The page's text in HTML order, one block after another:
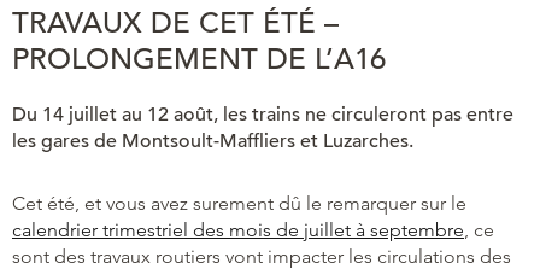
TRAVAUX DE CET ÉTÉ –
PROLONGEMENT DE L’A16
Du 14 juillet au 12 août, les trains ne circuleront pas entre
les gares de Montsoult-Maffliers et Luzarches.
Cet été, et vous avez surement dû le remarquer sur le
calendrier trimestriel des mois de juillet à septembre , ce
sont des travaux routiers vont impacter les circulations des